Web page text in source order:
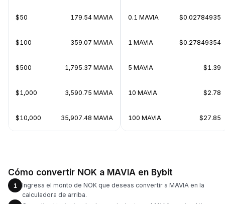
$50 179.54 MAVIA
$100 359.07 MAVIA
$500 1,795.37 MAVIA
$1,000 3,590.75 MAVIA
$10,000 35,907.48 MAVIA
0.1 MAVIA $0.02784935
1 MAVIA $0.27849354
5 MAVIA $1.39
10 MAVIA $2.78
100 MAVIA $27.85
Cómo convertir NOK a MAVIA en Bybit
1
Ingresa el monto de NOK que deseas convertir a MAVIA en la
calculadora de arriba.